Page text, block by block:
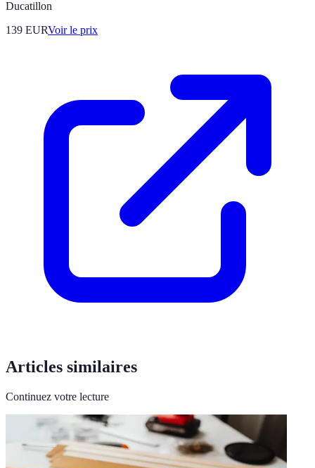
Ducatillon
139 EURVoir le prix
Articles similaires
Continuez votre lecture